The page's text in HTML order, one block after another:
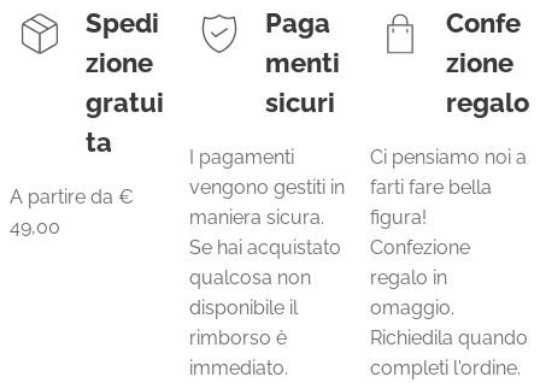
Spedi
zione
gratui
ta
A partire da €
49,00
Paga
menti
sicuri
I pagamenti
vengono gestiti in
maniera sicura.
Se hai acquistato
qualcosa non
disponibile il
rimborso è
immediato.
Confe
zione
regalo
Ci pensiamo noi a
farti fare bella
figura!
Confezione
regalo in
omaggio.
Richiedila quando
completi l'ordine.